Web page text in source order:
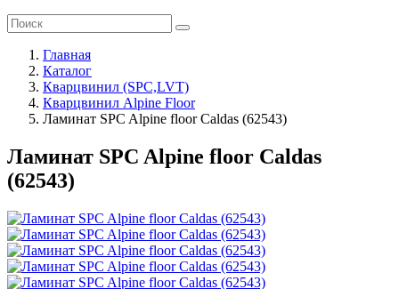
Главная
Каталог
Кварцвинил (SPC,LVT)
Кварцвинил Alpine Floor
Ламинат SPC Alpine floor Caldas (62543)
Ламинат SPC Alpine floor Caldas
(62543)